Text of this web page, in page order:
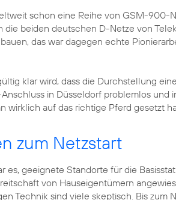
schon eine Reihe von GSM-900-
die beiden deutschen D-Netze von
das war dagegen echte
klar wird, dass die Durchstellung
in Düsseldorf problemlos und
wirklich auf das richtige Pferd gesetzt
zum Netzstart
es, geeignete Standorte für die
von Hauseigentümern
Technik sind viele skeptisch. Bis zum